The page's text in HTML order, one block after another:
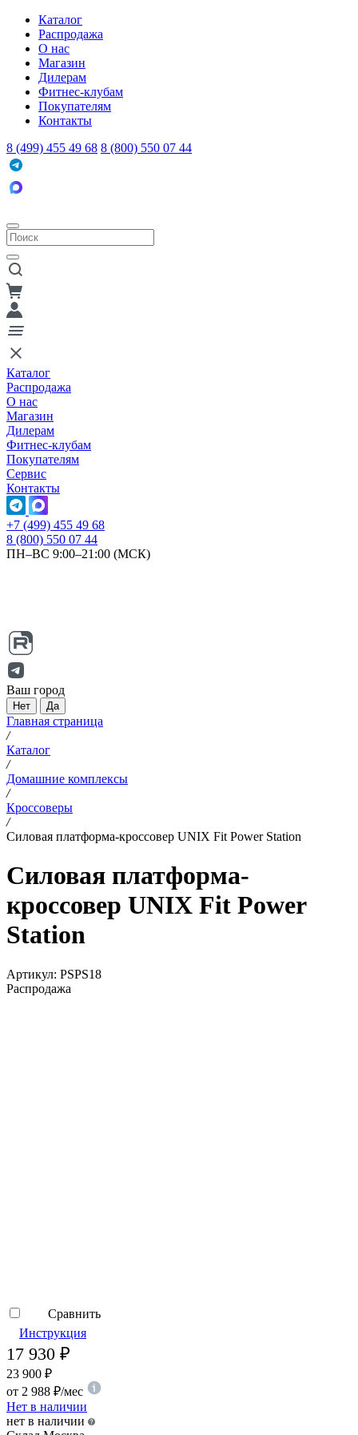
Каталог
Распродажа
О нас
Магазин
Дилерам
Фитнес-клубам
Покупателям
Контакты
8 (499) 455 49 68 8 (800) 550 07 44
Каталог
Распродажа
О нас
Магазин
Дилерам
Фитнес-клубам
Покупателям
Сервис
Контакты
+7 (499) 455 49 68
8 (800) 550 07 44
ПН–ВС 9:00–21:00 (МСК)
Ваш город
Нет Да
Главная страница
/
Каталог
/
Домашние комплексы
/
Кроссоверы
/
Силовая платформа-кроссовер UNIX Fit Power Station
Силовая платформа-
кроссовер UNIX Fit Power
Station
Артикул: PSPS18
Распродажа
Сравнить
Инструкция
17 930 ₽
23 900 ₽
от 2 988 ₽/мес
Нет в наличии
нет в наличии